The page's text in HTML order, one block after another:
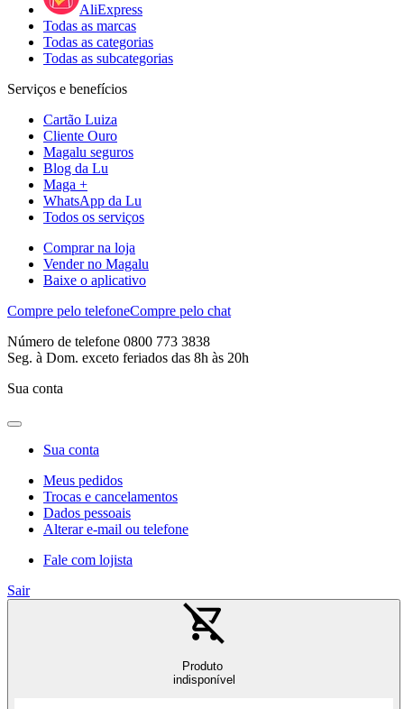
AliExpress
Todas as marcas
Todas as categorias
Todas as subcategorias
Serviços e benefícios
Cartão Luiza
Cliente Ouro
Magalu seguros
Blog da Lu
Maga +
WhatsApp da Lu
Todos os serviços
Comprar na loja
Vender no Magalu
Baixe o aplicativo
Compre pelo telefoneCompre pelo chat
Número de telefone 0800 773 3838
Seg. à Dom. exceto feriados das 8h às 20h
Sua conta
Sua conta
Meus pedidos
Trocas e cancelamentos
Dados pessoais
Alterar e-mail ou telefone
Fale com lojista
Sair
Produto
indisponível